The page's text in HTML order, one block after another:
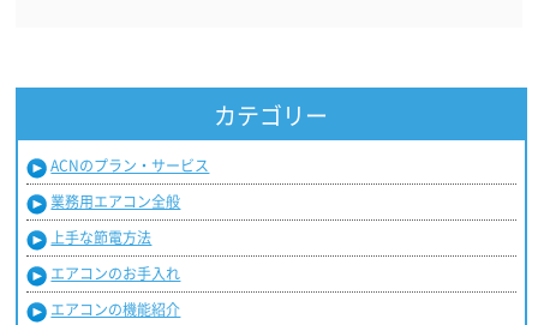
カテゴリー
ACNのプラン・サービス
業務用エアコン全般
上手な節電方法
エアコンのお手入れ
エアコンの機能紹介